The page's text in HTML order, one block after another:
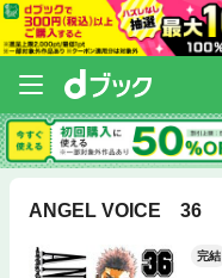
ANGEL VOICE 36
完結